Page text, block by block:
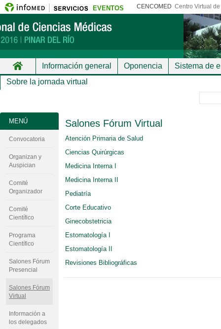
EVENTOS CENCOMED Centro Virtual
Información general Oponencia
Sistema de
Sobre la jornada virtual
Salones Fórum Virtual
Atención Primaria de Salud
Ciencias Quirúrgicas
Medicina Interna I
Medicina Interna II
Pediatría
Corte Educativo
Ginecobstetricia
Estomatología I
Estomatología II
Revisiones Bibliográficas
MENÚ
Convocatoria
Organizan y
Auspician
Comité
Organizador
Comité
Científico
Programa
Científico
Salones Fórum
Presencial
Salones Fórum
Virtual
Información a
los delegados